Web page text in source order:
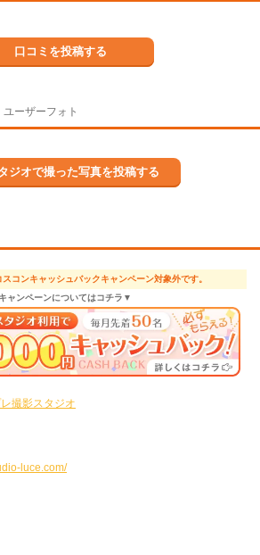
口コミを投稿する
ユーザーフォト
ジオで撮った写真を投稿する
コンキャッシュバックキャンペーン対象外です。
ャンペーンについてはコチラ▼
撮影スタジオ
luce.com/